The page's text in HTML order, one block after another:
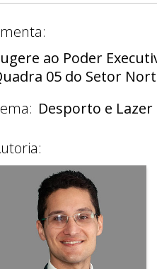
ao Poder
05 do Setor
Desporto e Lazer